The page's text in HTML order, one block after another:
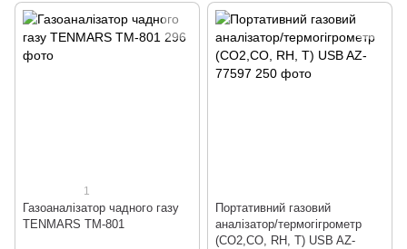
1
Газоаналізатор чадного газу
TENMARS TM-801
Портативний газовий
аналізатор/термогігрометр
(СО2,СО, RH, T) USB AZ-